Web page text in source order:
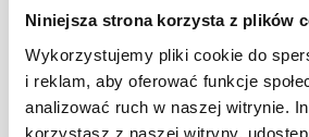
Niniejsza strona korzysta z plików
Wykorzystujemy pliki cookie do
i reklam, aby oferować funkcje
analizować ruch w naszej witrynie.
korzystasz z naszej witryny,
Również poniższe
mogą Państwa